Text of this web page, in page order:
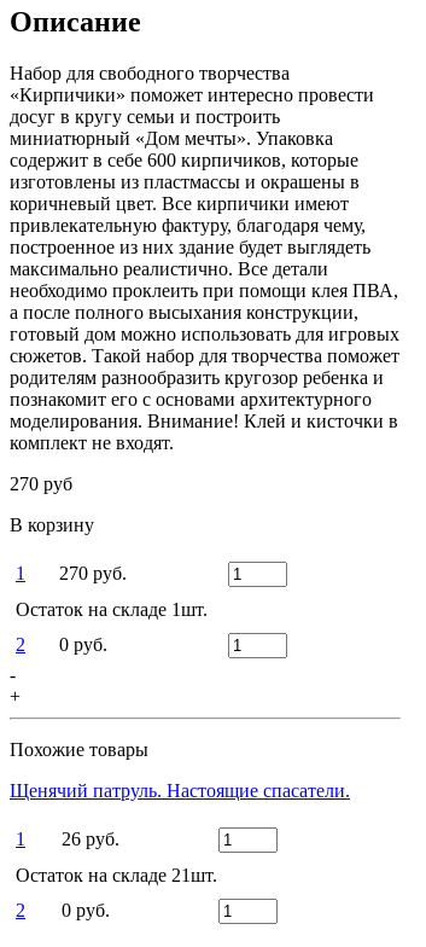
Описание
Набор для свободного творчества
«Кирпичики» поможет интересно провести
досуг в кругу семьи и построить
миниатюрный «Дом мечты». Упаковка
содержит в себе 600 кирпичиков, которые
изготовлены из пластмассы и окрашены в
коричневый цвет. Все кирпичики имеют
привлекательную фактуру, благодаря чему,
построенное из них здание будет выглядеть
максимально реалистично. Все детали
необходимо проклеить при помощи клея ПВА,
а после полного высыхания конструкции,
готовый дом можно использовать для игровых
сюжетов. Такой набор для творчества поможет
родителям разнообразить кругозор ребенка и
познакомит его с основами архитектурного
моделирования. Внимание! Клей и кисточки в
комплект не входят.
270 руб
В корзину
1
270 руб.
Остаток на складе 1шт.
2
0 руб.
-
+
Похожие товары
Щенячий патруль. Настоящие спасатели.
1
26 руб.
Остаток на складе 21шт.
2
0 руб.